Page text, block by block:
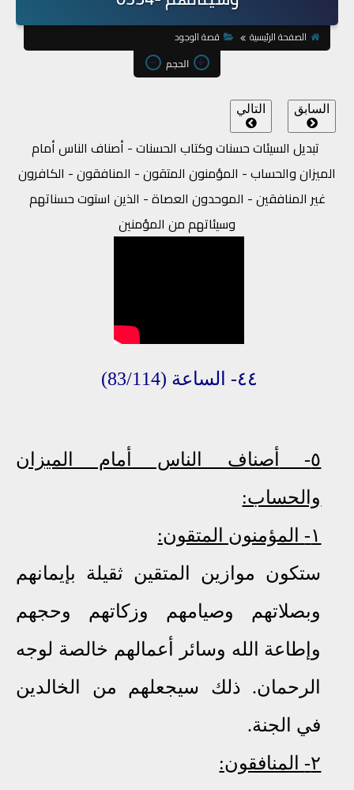
الصفحة الرئيسية
قصة الوجود
الحجم
السابق التالي
تبديل السيئات حسنات وكتاب الحسنات - أصناف الناس أمام
الميزان والحساب - المؤمنون المتقون - المنافقون - الكافرون
غير المنافقين - الموحدون العصاة - الذين استوت حسناتهم
وسيئاتهم من المؤمنين
٤٤- الساعة (83/114)
٥-
أصناف الناس أمام الميزان
والحساب:
١- المؤمنون المتقون:
ستكون موازين المتقين ثقيلة بإيمانهم
وبصلاتهم وصيامهم وزكاتهم وحجهم
وإطاعة الله وسائر أعمالهم خالصة لوجه
الرحمان. ذلك سيجعلهم من الخالدين
في الجنة.
٢- المنافقون: